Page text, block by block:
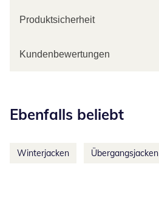
Produktsicherheit
Kundenbewertungen
Ebenfalls beliebt
Winterjacken Übergangsjacken